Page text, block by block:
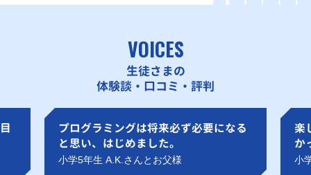
VOICES
生徒さまの
体験談・口コミ・評判
プログラミングは将来必ず必要になる
と思い、はじめました。
小学5年生 A.K.さんとお父様
楽
か
小